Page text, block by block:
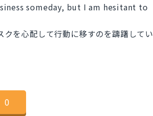
someday, but I am hesitant to
クを心配して行動に移すのを躊躇してい
0